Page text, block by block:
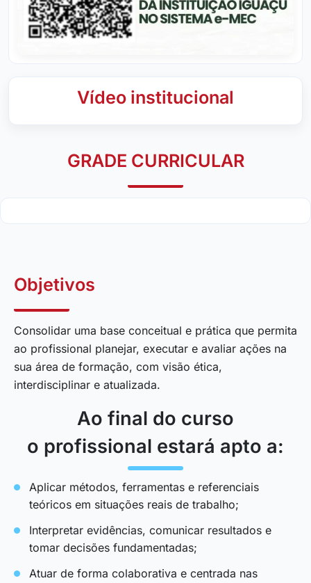
Vídeo institucional
GRADE CURRICULAR
Objetivos
Consolidar uma base conceitual e prática que permita
ao profissional planejar, executar e avaliar ações na
sua área de formação, com visão ética,
interdisciplinar e atualizada.
Ao final do curso
o profissional estará apto a:
Aplicar métodos, ferramentas e referenciais
teóricos em situações reais de trabalho;
Interpretar evidências, comunicar resultados e
tomar decisões fundamentadas;
Atuar de forma colaborativa e centrada nas